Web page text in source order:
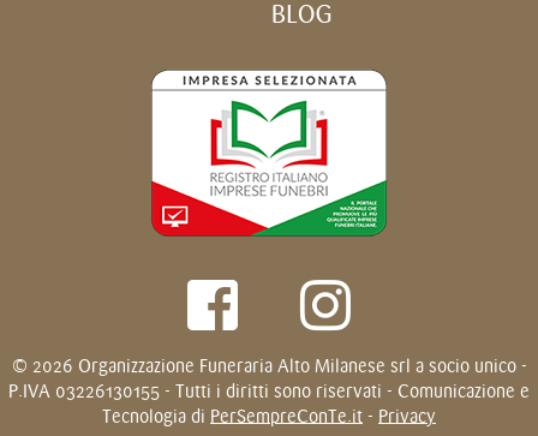
© 2026 Organizzazione Funeraria Alto Milanese srl a socio unico -
P.IVA 03226130155 - Tutti i diritti sono riservati - Comunicazione e
Tecnologia di PerSempreConTe.it - Privacy